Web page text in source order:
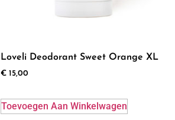
Loveli Deodorant Sweet Orange XL
€15,00
Toevoegen Aan Winkelwagen